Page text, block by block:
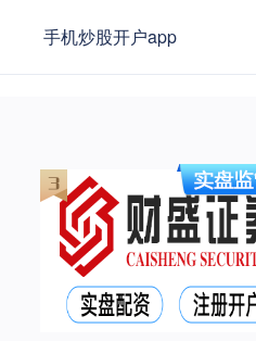
手机炒股开户app